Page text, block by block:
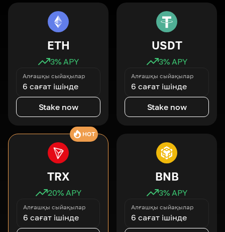
ETH
3% APY
Алғашқы сыйақылар
6 сағат ішінде
Stake now
USDT
3% APY
Алғашқы сыйақылар
6 сағат ішінде
Stake now
HOT
TRX
20% APY
Алғашқы сыйақылар
6 сағат ішінде
BNB
3% APY
Алғашқы сыйақылар
6 сағат ішінде